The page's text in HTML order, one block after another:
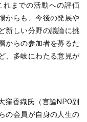
までの活動への評価
からも、今後の発展や
新しい分野の議論に挑
からの参加者を募るた
、多岐にわたる意見が
窪香織氏（言論NPO副
の会員が自身の人生の